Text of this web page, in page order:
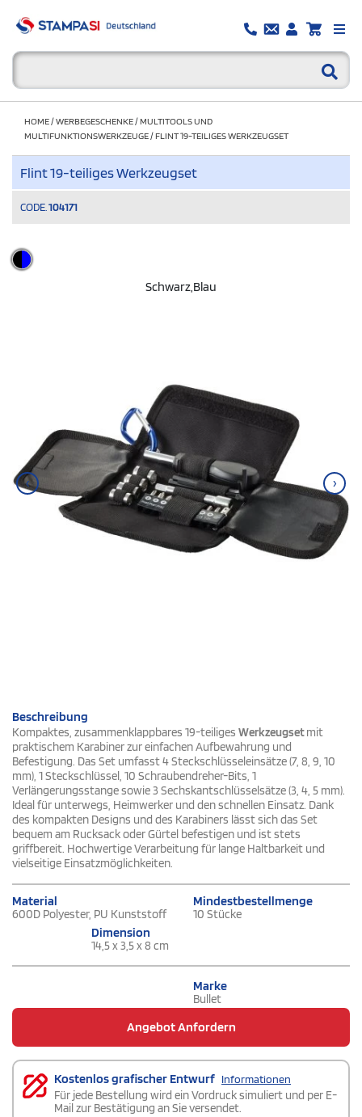
HOME/WERBEGESCHENKE/MULTITOOLS UND
MULTIFUNKTIONSWERKZEUGE/FLINT 19-TEILIGES WERKZEUGSET
Flint 19-teiliges Werkzeugset
CODE. 104171
Schwarz,blau
‹ ›
Beschreibung
Kompaktes, zusammenklappbares 19-teiliges Werkzeugsetmit
praktischem Karabiner zur einfachen Aufbewahrung und
Befestigung. Das Set umfasst 4 Steckschlüsseleinsätze (7, 8, 9, 10
mm), 1 Steckschlüssel, 10 Schraubendreher-Bits, 1
Verlängerungsstange sowie 3 Sechskantschlüsselsätze (3, 4, 5 mm).
Ideal für unterwegs, Heimwerker und den schnellen Einsatz. Dank
des kompakten Designs und des Karabiners lässt sich das Set
bequem am Rucksack oder Gürtel befestigen und ist stets
griffbereit. Hochwertige Verarbeitung für lange Haltbarkeit und
vielseitige Einsatzmöglichkeiten.
Material
600D Polyester, PU Kunststoff
Mindestbestellmenge
10 Stücke
Dimension
14,5 x 3,5 x 8 cm
Marke
Bullet
Angebot Anfordern
Kostenlos grafischer Entwurf Informationen
Für jede Bestellung wird ein Vordruck simuliert und per E-
Mail zur Bestätigung an Sie versendet.